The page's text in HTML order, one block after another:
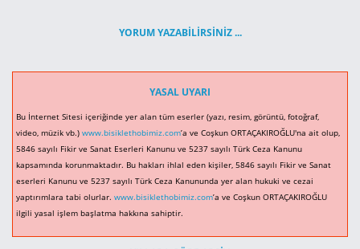
YORUM YAZABILIRSINIZ ...
YASAL UYARI
Bu İnternet Sitesi içeriğinde yer alan tüm eserler (yazı, resim, görüntü, fotoğraf,
video, müzik vb.)www.bisiklethobimiz.com’a ve Coşkun ORTAÇAKIROĞLU'na ait olup,
5846 sayılı Fikir ve Sanat Eserleri Kanunu ve 5237 sayılı Türk Ceza Kanunu
kapsamında korunmaktadır. Bu hakları ihlal eden kişiler, 5846 sayılı Fikir ve Sanat
eserleri Kanunu ve 5237 sayılı Türk Ceza Kanununda yer alan hukuki ve cezai
yaptırımlara tabi olurlar.www.bisiklethobimiz.com’a ve Coşkun ORTAÇAKIROĞLU
ilgili yasal işlem başlatma hakkına sahiptir.